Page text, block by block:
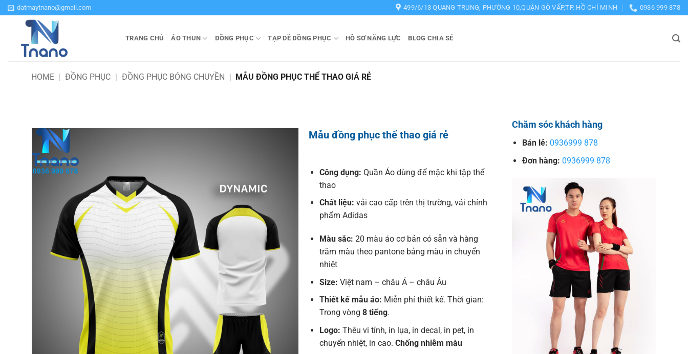
Bỏ
qua
datmaytnano@gmail.com 499/6/13 QUANG TRUNG, PHƯỜNG 10,QUẬN GÒ VẤP,TP. HỒ CHÍ MINH 0936 999 878
TRANG CHỦ ÁO THUN ĐỒNG PHỤC TẠP DỀ ĐỒNG PHỤC HỒ SƠ NĂNG LỰC BLOG CHIA SẺ
HOME | ĐỒNG PHỤC | ĐỒNG PHỤC BÓNG CHUYỀN | MẪU ĐỒNG PHỤC THỂ THAO GIÁ RẺ
Mẫu đồng phục thể thao giá rẻ
Công dụng: Quần Áo dùng để mặc khi tập thể
thao
Chất liệu: vải cao cấp trên thị trường, vải chính
phẩm Adidas
Màu sắc: 20 màu áo cơ bản có sẵn và hàng
trăm màu theo pantone bảng màu in chuyển
nhiệt
Size: Việt nam – châu Á – châu Âu
Thiết kế mẫu áo: Miễn phí thiết kế. Thời gian:
Trong vòng 8 tiếng.
Logo: Thêu vi tính, in lụa, in decal, in pet, in
chuyển nhiệt, in cao. Chống nhiễm màu
Chăm sóc khách hàng
Bán lẻ: 0936999 878
Đơn hàng: 0936999 878